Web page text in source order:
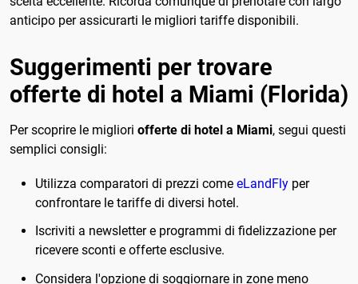
anticipo per assicurarti le migliori tariffe disponibili.
Suggerimenti per trovare
offerte di hotel a Miami (Florida)
Per scoprire le migliori offerte di hotel a Miami, segui questi
semplici consigli:
Utilizza comparatori di prezzi come eLandFly per
confrontare le tariffe di diversi hotel.
Iscriviti a newsletter e programmi di fidelizzazione per
ricevere sconti e offerte esclusive.
Considera l'opzione di soggiornare in zone meno